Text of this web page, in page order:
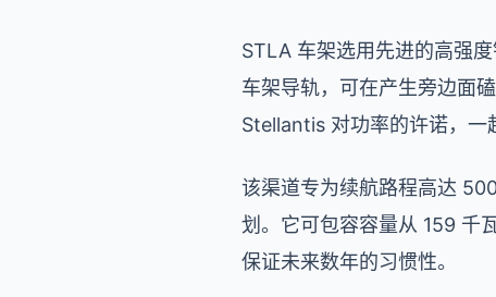
STLA 车架选用先进的高强
车架导轨，可在产生旁边面
Stellantis 对功率的许诺，一
该渠道专为续航路程高达
划。它可包容容量从 159 千
保证未来数年的习惯性。